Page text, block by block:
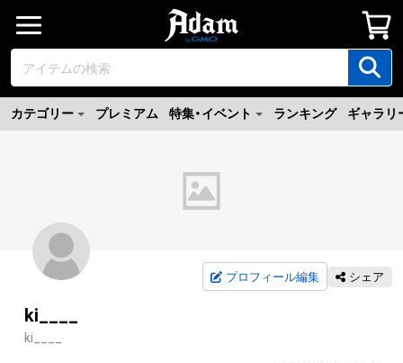
カテゴリー プレミアム 特集・イベント ランキング ギャラリ
プロフィール編集 シェア
ki____
ki____